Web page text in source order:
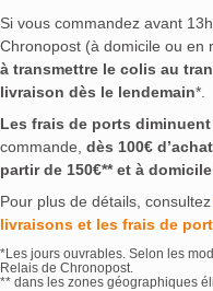
Si vous commandez avant
Chronopost (à domicile ou en
à transmettre le colis au
livraison dès le lendemain*.
Les frais de ports diminuent
commande, dès 100€
partir de 150€** et à
Pour plus de détails, consultez
livraisons et les frais de
*Les jours ouvrables. Selon les
Relais de Chronopost.
** dans les zones géographiques